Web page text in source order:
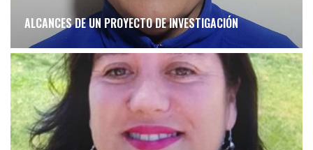
ALCANCES DE UN PROYECTO DE INVESTIGACIÓN